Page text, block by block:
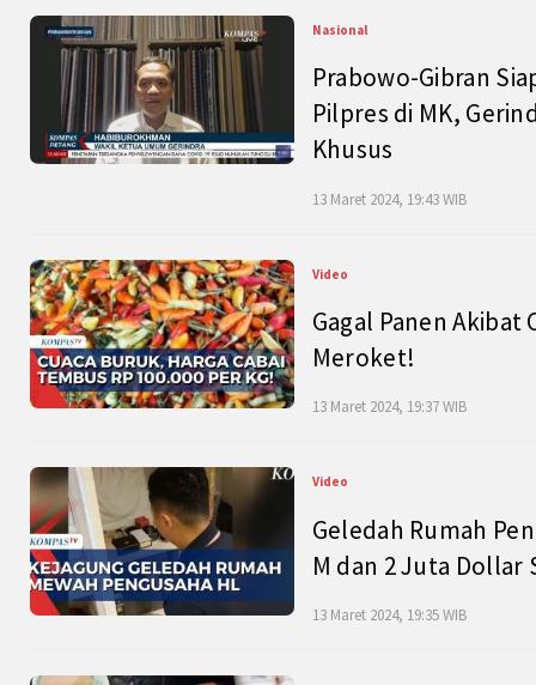
Nasional
Prabowo-Gibran
Pilpres di MK,
Khusus
13 Maret 2024, 19:43 WIB
Video
Gagal Panen Akibat
Meroket!
13 Maret 2024, 19:37 WIB
Video
Geledah Rumah
M dan 2 Juta Dollar
13 Maret 2024, 19:35 WIB